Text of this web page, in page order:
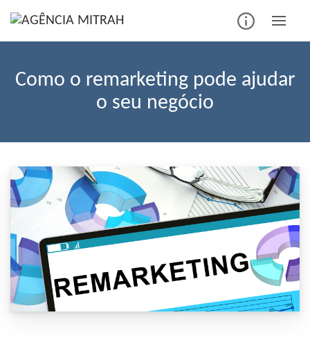
Skip
Como o remarketing pode ajudar
o seu negócio